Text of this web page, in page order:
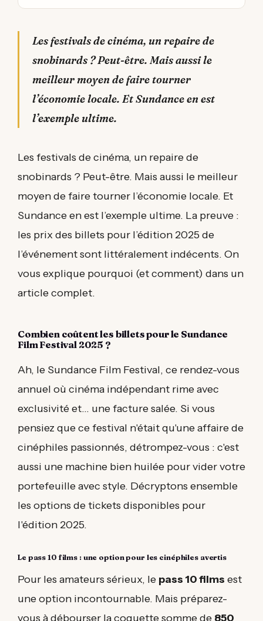
Les festivals de cinéma, un repaire de
snobinards ? Peut-être. Mais aussi le
meilleur moyen de faire tourner
l’économie locale. Et Sundance en est
l’exemple ultime.
Les festivals de cinéma, un repaire de
snobinards ? Peut-être. Mais aussi le meilleur
moyen de faire tourner l’économie locale. Et
Sundance en est l’exemple ultime. La preuve :
les prix des billets pour l’édition 2025 de
l’événement sont littéralement indécents. On
vous explique pourquoi (et comment) dans un
article complet.
Combien coûtent les billets pour le Sundance
Film Festival 2025 ?
Ah, le Sundance Film Festival, ce rendez-vous
annuel où cinéma indépendant rime avec
exclusivité et... une facture salée. Si vous
pensiez que ce festival n'était qu'une affaire de
cinéphiles passionnés, détrompez-vous : c'est
aussi une machine bien huilée pour vider votre
portefeuille avec style. Décryptons ensemble
les options de tickets disponibles pour
l'édition 2025.
Le pass 10 films : une option pour les cinéphiles avertis
Pour les amateurs sérieux, le pass 10 films est
une option incontournable. Mais préparez-
vous à débourser la coquette somme de 850